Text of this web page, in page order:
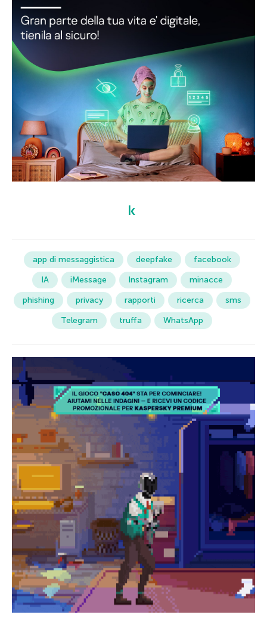
app di messaggistica deepfake
facebook
IA
iMessage Instagram
minacce
phishing
privacy rapporti ricerca
sms
Telegram
truffa WhatsApp